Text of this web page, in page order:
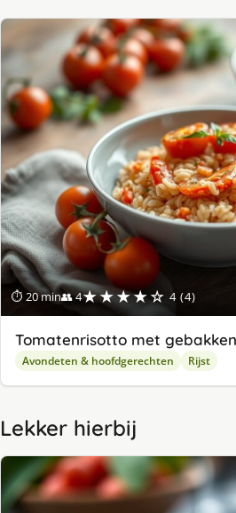
⏱ 20 min👥 4★★★★☆ 4 (4)
Tomatenrisotto met
Avondeten & hoofdgerechten Rijst
Lekker hierbij